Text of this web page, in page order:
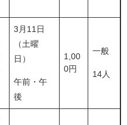
3月11日
（土曜
日）
午前・午
後
1,00
0円
一般
14人